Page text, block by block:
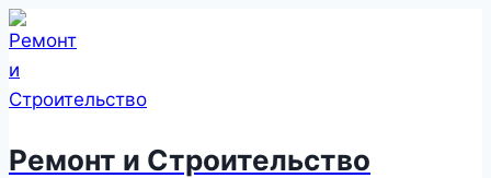
Перейти
к
содержимому
Ремонт и Строительство